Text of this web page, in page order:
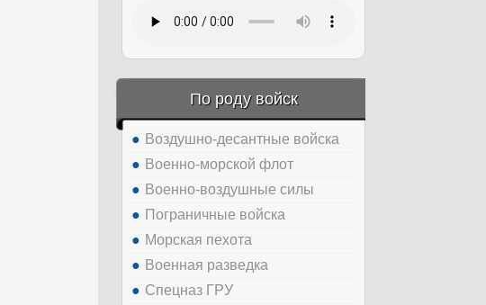
По роду войск
Воздушно-десантные войска
Военно-морской флот
Военно-воздушные силы
Пограничные войска
Морская пехота
Военная разведка
Спецназ ГРУ